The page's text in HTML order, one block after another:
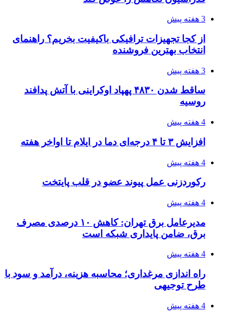
3 هفته پیش
از کجا تجهیزات ترافیکی باکیفیت بخریم؟ راهنمای
انتخاب بهترین فروشنده
3 هفته پیش
ساقط شدن ۴۸۳۰ پهپاد اوکراینی با آتش پدافند
روسیه
4 هفته پیش
افزایش ۳ تا ۴ درجه‌ای دما در ایلام تا اواخر هفته
4 هفته پیش
رکوردزنی عمل پیوند عضو در قلب پایتخت
4 هفته پیش
مدیرعامل برق تهران: کاهش ۱۰ درصدی مصرف
برق، ضامن پایداری شبکه است
4 هفته پیش
راه اندازی مرغداری؛ محاسبه هزینه، درآمد و سود با
طرح توجیهی
4 هفته پیش